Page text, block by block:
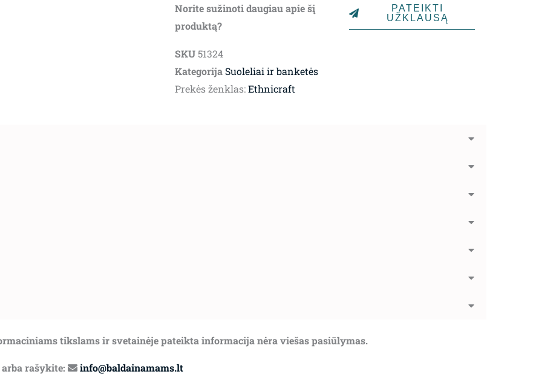
Norite sužinoti daugiau apie šį
produktą?
PATEIKTI
UŽKLAUSĄ
SKU51324
Kategorija Suoleliai ir banketės
Prekės ženklas:Ethnicraft
tikslams ir svetainėje pateikta informacija nėra viešas pasiūlymas.
arba rašykite: info@baldainamams.lt